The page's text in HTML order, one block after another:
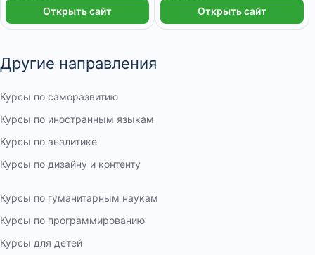
Открыть сайт Открыть сайт
Другие направления
Курсы по саморазвитию
Курсы по иностранным языкам
Курсы по аналитике
Курсы по дизайну и контенту
Курсы по гуманитарным наукам
Курсы по программированию
Курсы для детей